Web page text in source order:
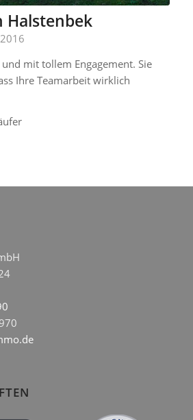
Halstenbek
mit tollem Engagement. Sie
Ihre Teamarbeit wirklich